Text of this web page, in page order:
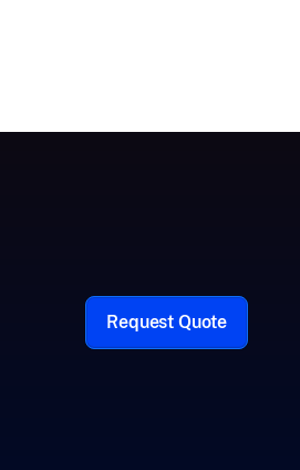
Request Quote